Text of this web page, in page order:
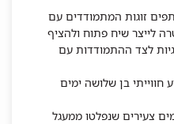
זוגות המתמודדים עם
לייצר שיח פתוח ולהציף
לצד ההתמודדות עם
בן שלושה ימים
צעירים שנפלטו ממעגל